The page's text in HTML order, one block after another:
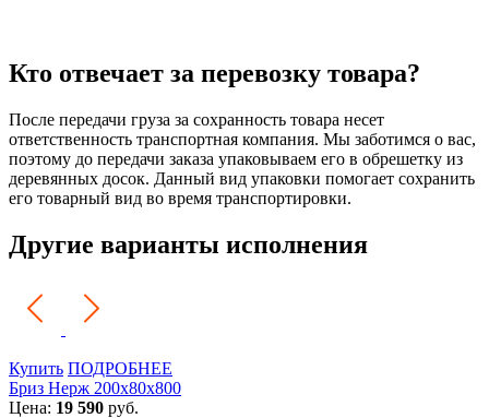
Кто отвечает за перевозку товара?
После передачи груза за сохранность товара несет
ответственность транспортная компания. Мы заботимся о вас,
поэтому до передачи заказа упаковываем его в обрешетку из
деревянных досок. Данный вид упаковки помогает сохранить
его товарный вид во время транспортировки.
Другие варианты исполнения
Купить ПОДРОБНЕЕ
Бриз Нерж 200х80х800
Цена: 19 590 руб.